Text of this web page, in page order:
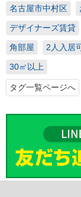
名古屋市中村区
デザイナーズ賃貸
角部屋 2人入居
30㎡以上
タグ一覧ページへ